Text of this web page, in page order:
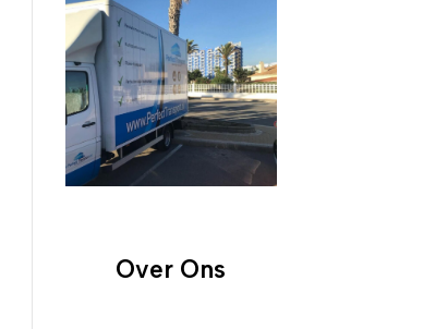
Over Ons